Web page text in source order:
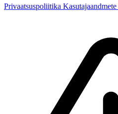
Privaatsuspoliitika